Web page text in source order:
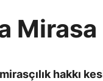
hakkı